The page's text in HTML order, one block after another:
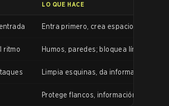
LO QUE HACE
Entra primero, crea espacio, consigue
ritmo Humos, paredes; bloquea líneas de
Limpia esquinas, da información,
Protege flancos, información pasiva,